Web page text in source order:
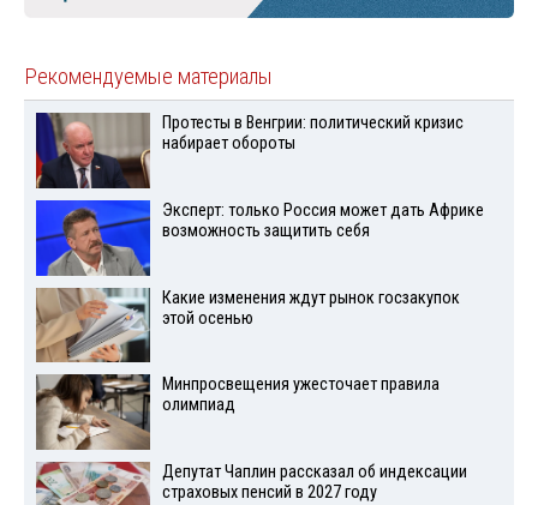
Рекомендуемые материалы
Протесты в Венгрии: политический кризис
набирает обороты
Эксперт: только Россия может дать Африке
возможность защитить себя
Какие изменения ждут рынок госзакупок
этой осенью
Минпросвещения ужесточает правила
олимпиад
Депутат Чаплин рассказал об индексации
страховых пенсий в 2027 году